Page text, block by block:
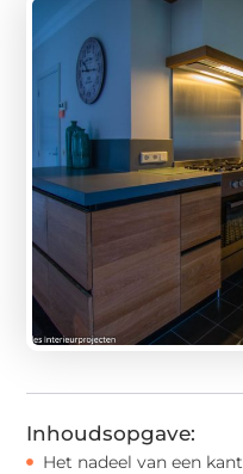
Inhoudsopgave:
Het nadeel van een